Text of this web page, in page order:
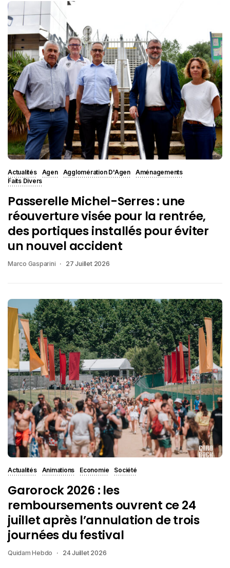
Actualités Agen Agglomération D'Agen
Aménagements
Faits Divers
Passerelle Michel-Serres : une
réouverture visée pour la rentrée,
des portiques installés pour éviter
un nouvel accident
Marco Gasparini 27 Juillet 2026
Actualités Animations Economie Société
Garorock 2026 : les
remboursements ouvrent ce 24
juillet après l’annulation de trois
journées du festival
Quidam Hebdo 24 Juillet 2026